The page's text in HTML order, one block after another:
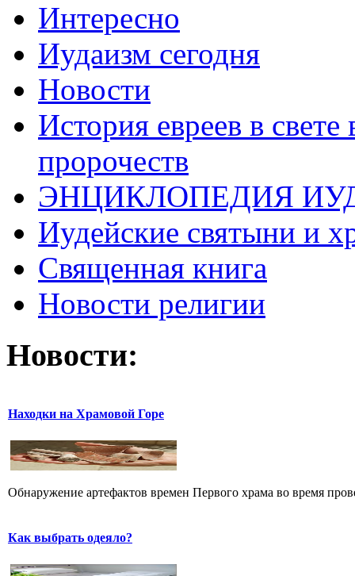
Интересно
Иудаизм сегодня
Новости
История евреев в
пророчеств
ЭНЦИКЛОПЕДИЯ
Иудейские святыни и
Священная книга
Новости религии
Новости:
Находки на Храмовой Горе
Обнаружение артефактов времен Первого храма во время
Как выбрать одеяло?